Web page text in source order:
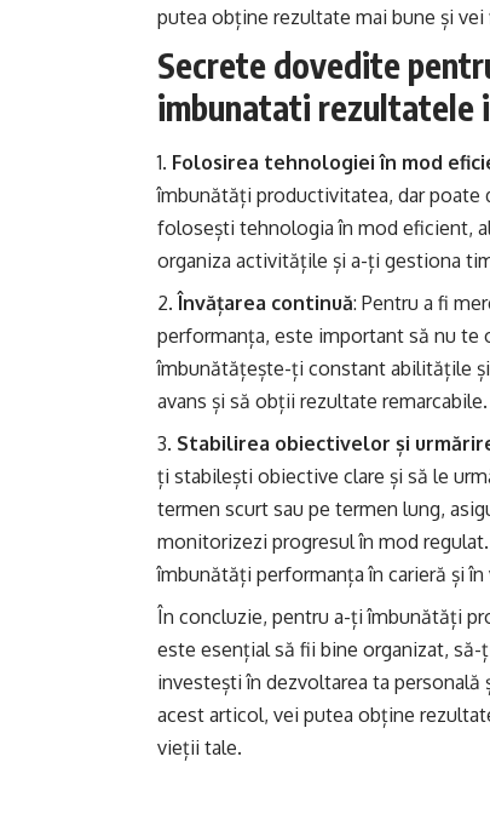
putea obține rezultate mai bune și vei
Secrete dovedite
imbunatati rezultatele
Folosirea tehnologiei în mod
îmbunătăți productivitatea, dar poate
folosești tehnologia în mod eficient,
organiza activitățile și a-ți gestiona
Învățarea continuă: Pentru a fi
performanța, este important să nu te
îmbunătățește-ți constant abilitățile
avans și să obții rezultate remarcabile.
Stabilirea obiectivelor și
ți stabilești obiective clare și să le
termen scurt sau pe termen lung,
monitorizezi progresul în mod
îmbunătăți performanța în carieră și în
În concluzie, pentru a-ți îmbunătăți
este esențial să fii bine organizat,
investești în dezvoltarea ta
acest articol, vei putea obține
vieții tale.